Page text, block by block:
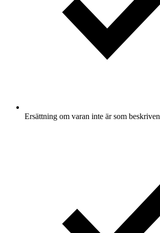
Ersättning om varan inte är som beskriven